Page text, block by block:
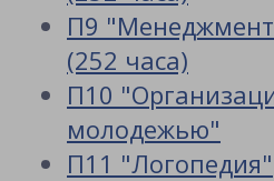
П9
(252 часа)
П10
молодежью"
П11 "Логопедия"